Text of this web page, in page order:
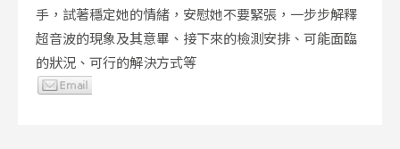
手，試著穩定她的情緒，安慰她不要緊張，一步步解釋
超音波的現象及其意畢、接下來的檢測安排、可能面臨
的狀況、可行的解決方式等